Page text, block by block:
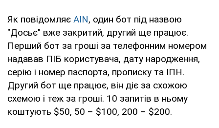
Як повідомляє AIN, один бот під назвою
"Досьє" вже закритий, другий ще працює.
Перший бот за гроші за телефонним номером
надавав ПІБ користувача, дату народження,
серію і номер паспорта, прописку та ІПН.
Другий бот ще працює, він діє за схожою
схемою і теж за гроші. 10 запитів в ньому
коштують $50, 50 – $100, 200 – $200.